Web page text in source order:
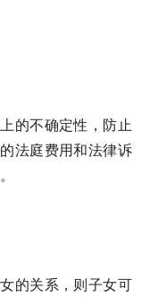
的不确定性，防止
法庭费用和法律诉
的关系，则子女可